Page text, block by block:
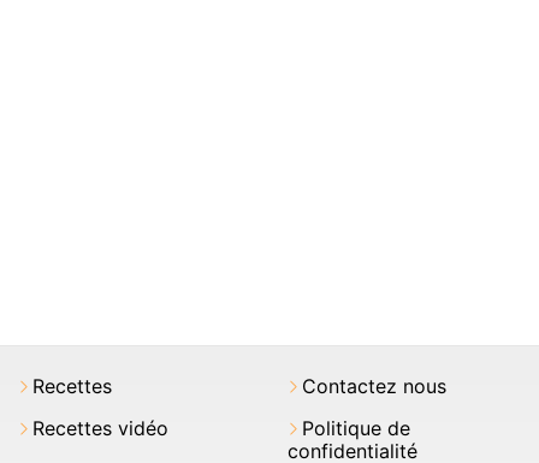
Recettes
Recettes vidéo
Contactez nous
Politique de
confidentialité